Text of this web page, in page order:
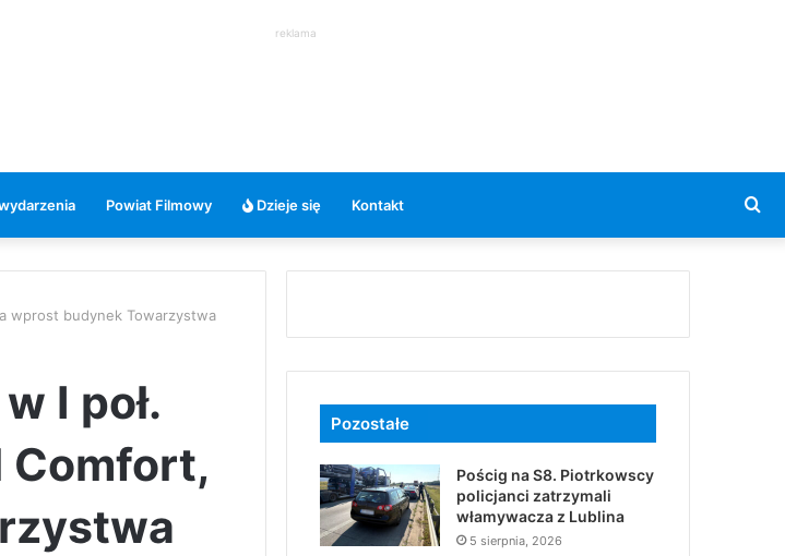
reklama
Powiat Filmowy Dzieje się Kontakt
wprost budynek Towarzystwa
I poł.
Comfort,
Pozostałe
Pościg na S8. Piotrkowscy
policjanci zatrzymali
włamywacza z Lublina
5 sierpnia, 2026